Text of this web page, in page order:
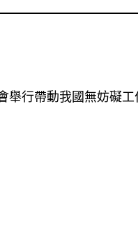
行帶動我國無妨礙工